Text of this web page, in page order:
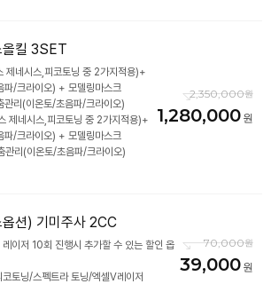
킬 3SET
제네시스,피코토닝 중 2가지적용)+
파/크라이오) + 모델링마스크
리(이온토/초음파/크라이오)
제네시스,피코토닝 중 2가지적용)+
파/크라이오) + 모델링마스크
관리(이온토/초음파/크라이오)
2,350,000
1,280,000
션) 기미주사 2CC
이저 10회 진행시 추가할 수 있는 할인 옵
토닝/스펙트라 토닝/엑셀V레이저
70,000
39,000